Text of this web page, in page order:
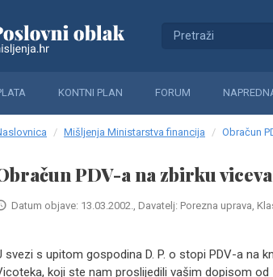
KONTNI PLAN FORUM
Mišljenja Ministarstva financija Obračun
PDV-a na zbirku viceva
Datum objave: 13.03.2002., Davatelj: Porezna uprava,
svezi s upitom gospodina D. P. o stopi PDV-a na
koji ste nam proslijedili vašim dopisom od